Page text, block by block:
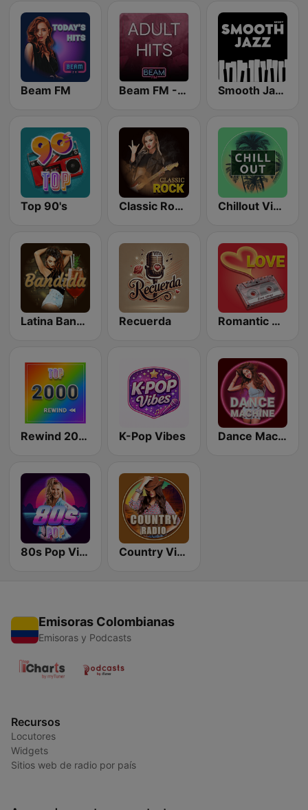
Beam FM Beam FM - Adult Hits Smooth Jazz - Groov
Top 90's Classic Rock Station Chillout Vibes
Latina Bandida! Recuerda Romantic Vibes
Rewind 2000's K-Pop Vibes Dance Machine
80s Pop Vibes Country Vibes
Emisoras Colombianas
Emisoras y Podcasts
Recursos
Locutores
Widgets
Sitios web de radio por país